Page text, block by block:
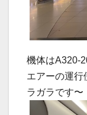
機体はA320-
エアーの運行
ラガラです〜